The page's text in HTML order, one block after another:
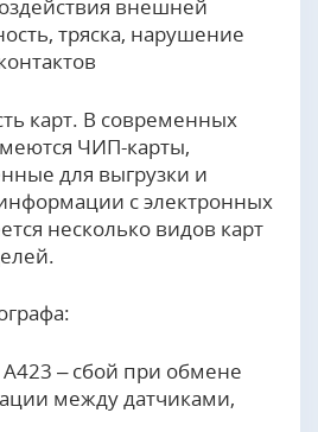
внешней
тряска, нарушение
карт. В современных
ЧИП-карты,
для выгрузки и
с электронных
несколько видов карт
– сбой при обмене
между датчиками,